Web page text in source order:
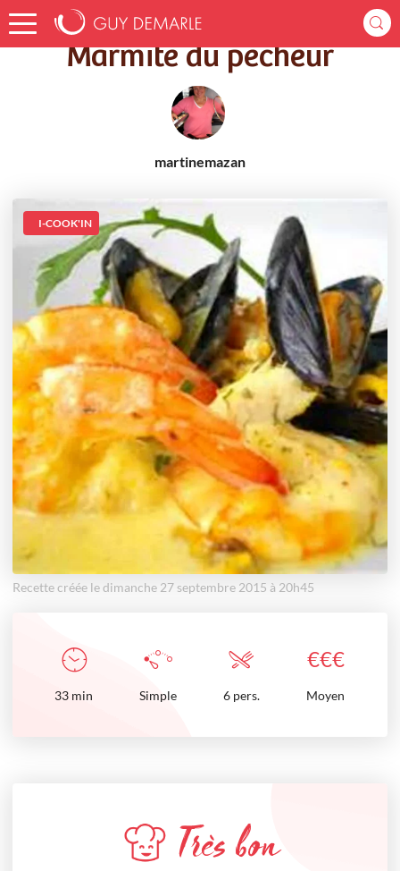
Accueil Recettes Marmite du pêcheur
Marmite du pêcheur
martinemazan
I-COOK'IN
Recette créée le dimanche 27 septembre 2015 à 20h45
€€€
33 min Simple 6 pers. Moyen
Très bon